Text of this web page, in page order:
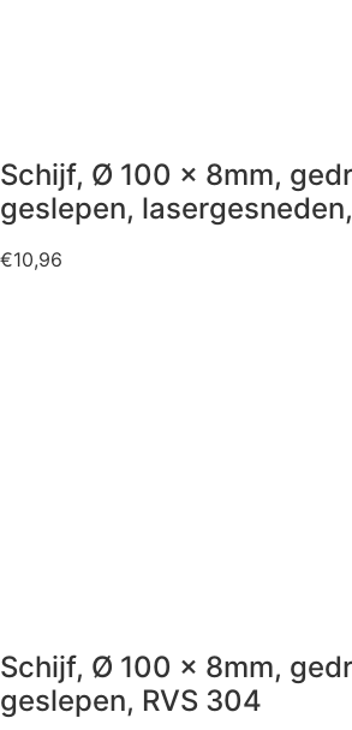
Schijf, Ø 100 x 8mm,
geslepen,
€10,96
Schijf, Ø 100 x 8mm,
geslepen, RVS 304